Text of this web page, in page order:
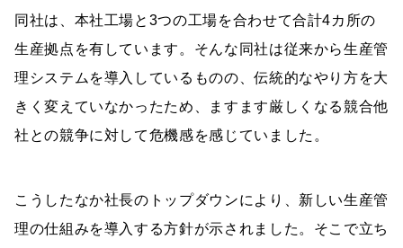
同社は、本社工場と3つの工場を合わせて合計4カ所の
生産拠点を有しています。そんな同社は従来から生産管
理システムを導入しているものの、伝統的なやり方を大
きく変えていなかったため、ますます厳しくなる競合他
社との競争に対して危機感を感じていました。
こうしたなか社長のトップダウンにより、新しい生産管
理の仕組みを導入する方針が示されました。そこで立ち